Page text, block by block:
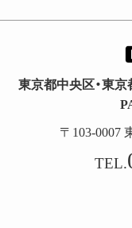
東京都中央区・東
〒103-0007
TEL.